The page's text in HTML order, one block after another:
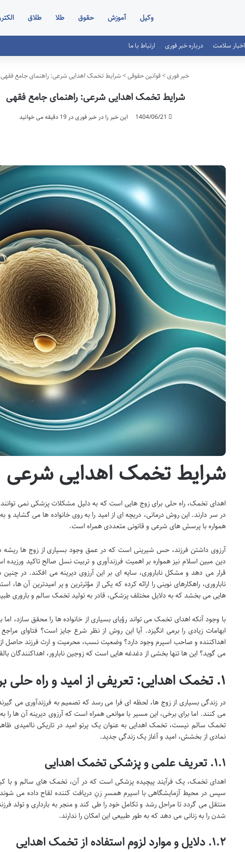
وکیل آموزش حقوق طلا طلاق
اخبار سلامت درباره خبر فوری ارتباط با ما
خبر فوری>قوانین حقوقی>شرایط تخمک اهدایی شرعی: راهنمای جامع فقهی
شرایط تخمک اهدایی شرعی: راهنمای جامع فقهی
1404/06/21 این خبر را در خبر فوری در 19 دقیقه می خوانید
شرایط تخمک اهدایی شرعی
اهدای تخمک، راه حلی برای زوج هایی است که به دلیل مشکلات پزشکی نمی
در سر دارند. این روش درمانی، دریچه ای از امید را به روی خانواده ها می گشاید
همواره با پرسش های شرعی و قانونی متعددی همراه است.
آرزوی داشتن فرزند، حس شیرینی است که در عمق وجود بسیاری از زوج ها ریشه
دین مبین اسلام نیز همواره بر اهمیت فرزندآوری و تربیت نسل صالح تاکید
قرار می دهد و مشکل ناباروری، سایه ای بر این آرزوی دیرینه می افکند. در
ناباروری، راهکارهای نوینی را ارائه کرده که یکی از مؤثرترین و پر امیدترین آن
هایی می بخشد که به دلایل مختلف پزشکی، قادر به تولید تخمک سالم و باروری
با وجود آنکه اهدای تخمک می تواند رؤیای بسیاری از خانواده ها را محقق
ابهامات زیادی را برمی انگیزد. آیا این روش از نظر شرع جایز است؟ فتاوای
اهداکننده و صاحب اسپرم وجود دارد؟ وضعیت نسب، محرمیت و ارث فرزند حاصل
می گوید؟ این ها تنها بخشی از دغدغه هایی است که زوجین نابارور،
۱. تخمک اهدایی: تعریفی از امید و راه حلی برای آرزوی فرزندآوری
در زندگی بسیاری از زوج ها، لحظه ای فرا می رسد که تصمیم به فرزندآوری می
می کنند. اما برای برخی، این مسیر با موانعی همراه است که آرزوی دیرینه آن ها
تخمک سالم نیست، تخمک اهدایی به عنوان یک پرتو امید در تاریکی ناامیدی
نمادی از بخشش، امید و آغاز یک زندگی جدید.
۱.۱. تعریف علمی و پزشکی تخمک اهدایی
اهدای تخمک، یک فرآیند پیچیده پزشکی است که در آن، تخمک های سالم و با
سپس در محیط آزمایشگاهی با اسپرم همسرِ زنِ دریافت کننده لقاح داده می
منتقل می گردد تا مراحل رشد و تکامل خود را طی کند و منجر به بارداری و تولد
شدن را به زنانی می دهد که به طور طبیعی این امکان را ندارند.
۱.۲. دلایل و موارد لزوم استفاده از تخمک اهدایی